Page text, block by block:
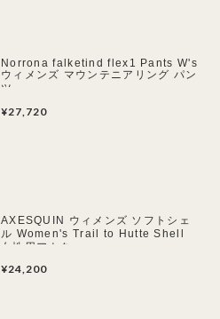
Norrona falketind flex1 Pants W's
ウィメンズ マウンテニアリング パン
ツ
¥27,720
AXESQUIN ウィメンズ ソフトシェ
ル Women's Trail to Hutte Shell
女性用アウター
¥24,200